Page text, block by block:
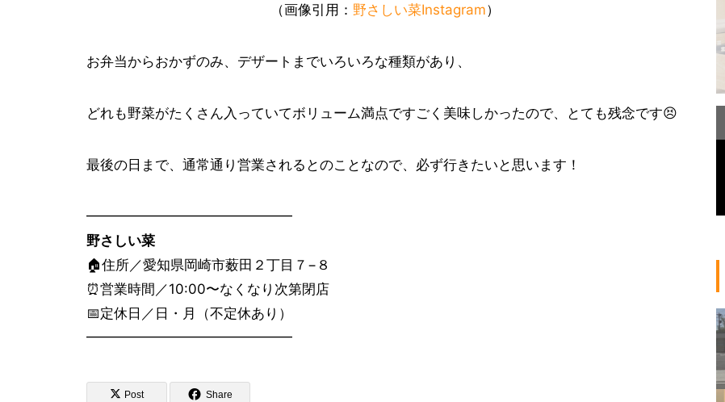
（画像引用： 野さしい菜Instagram）
お弁当からおかずのみ、デザートまでいろいろな種類があり、
どれも野菜がたくさん入っていてボリューム満点ですごく美味しかったので、とても残念です😣
最後の日まで、通常通り営業されるとのことなので、必ず行きたいと思います！
━━━━━━━━━━━━━━━
野さしい菜
🏠住所／愛知県岡崎市薮田２丁目７−８
⏰営業時間／10:00〜なくなり次第閉店
📅定休日／日・月（不定休あり）
━━━━━━━━━━━━━━━
Post Share